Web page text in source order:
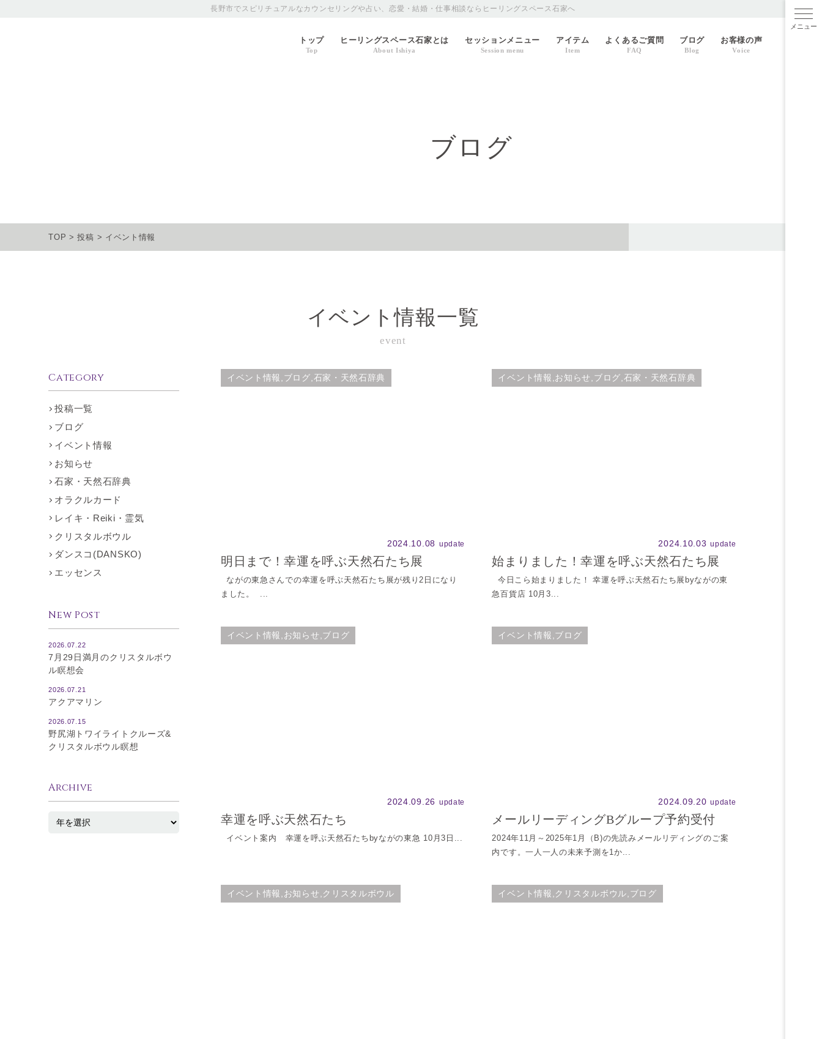
長野市でスピリチュアルなカウンセリングや占い、恋愛・結婚・仕事相談ならヒーリングスペース石家へ
トップ
Top
ヒーリングスペース石家とは
About Ishiya
セッションメニュー
Session menu
アイテム
Item
よくあるご質問
FAQ
ブログ
Blog
お客様の声
Voice
メニ
ブログ
TOP >投稿 > イベント情報
イベント情報一覧
event
イベント情報,ブログ,石家・天然石辞典
2024.10.08 update
明日まで！幸運を呼ぶ天然石たち展
ながの東急さんでの幸運を呼ぶ天然石たち展が残り2日になり
ました。 ...
イベント情報,お知らせ,ブログ,石家・天然石辞典
2024.10.03 update
始まりました！幸運を呼ぶ天然石たち展
今日こら始まりました！ 幸運を呼ぶ天然石たち展byながの東
急百貨店 10月3...
イベント情報,お知らせ,ブログ
2024.09.26 update
幸運を呼ぶ天然石たち
イベント案内 幸運を呼ぶ天然石たちbyながの東急 10月3日...
イベント情報,ブログ
2024.09.20 update
メールリーディングBグループ予約受付
2024年11月～2025年1月（B)の先読みメールリディングのご案
内です。一人一人の未来予測を1か...
イベント情報,お知らせ,クリスタルボウル イベント情報,クリスタルボウル,ブログ
Category
投稿一覧
ブログ
イベント情報
お知らせ
石家・天然石辞典
オラクルカード
レイキ・Reiki・霊気
クリスタルボウル
ダンスコ(DANSKO)
エッセンス
New Post
2026.07.22
7月29日満月のクリスタルボウ
ル瞑想会
2026.07.21
アクアマリン
2026.07.15
野尻湖トワイライトクルーズ&
クリスタルボウル瞑想
Archive